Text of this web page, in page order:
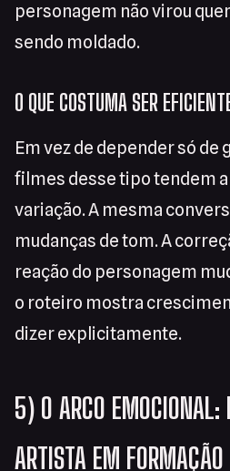
personagem não virou
sendo moldado.
O QUE COSTUMA SER
Em vez de depender só de
filmes desse tipo tendem
variação. A mesma
mudanças de tom. A
reação do personagem
o roteiro mostra
dizer explicitamente.
5) O ARCO EMOCIONAL:
ARTISTA EM FORMAÇÃO